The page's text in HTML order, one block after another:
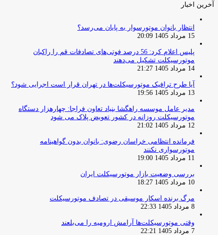
آخرین اخبار
انتظار بانوان موتورسوار به پایان می‌رسد؟
15 مرداد 1405 20:09
پلیس اعلام کرد: 56 درصد فوتی‌های تصادفات قم را راکبان
موتورسیکلت تشکیل می‌دهند
14 مرداد 1405 21:27
آیا طرح ترافیک موتورسیکلت‌ها در تهران قرار است اجرایی شود؟
13 مرداد 1405 19:56
مدیر عامل موسسه راهگشا بنیاد تعاون فراجا: چهارهزار دستگاه
موتورسیکلت روزانه در کشور تعویض پلاک می شود
12 مرداد 1405 21:02
فرمانده انتظامی خراسان رضوی: بانوان بدون گواهینامه
موتورسواری نکنند
11 مرداد 1405 19:00
بررسی وضعیت بازار موتورسیکلت ایران
10 مرداد 1405 18:27
مرگ برنده اسکار موسیقی در تصادف موتورسیکلت
8 مرداد 1405 22:33
وقتی موتورسیکلت‌ها آرامش ارومیه را می‌بلعند
7 مرداد 1405 22:21